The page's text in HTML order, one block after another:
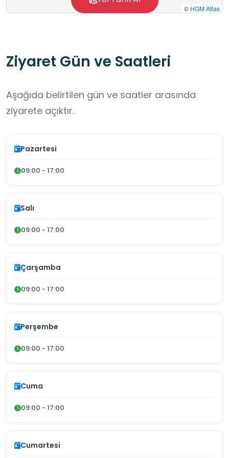
© HGM Atlas
Ziyaret Gün ve Saatleri
Aşağıda belirtilen gün ve saatler arasında
ziyarete açıktır.
Pazartesi
09:00 - 17:00
Salı
09:00 - 17:00
Çarşamba
09:00 - 17:00
Perşembe
09:00 - 17:00
Cuma
09:00 - 17:00
Cumartesi